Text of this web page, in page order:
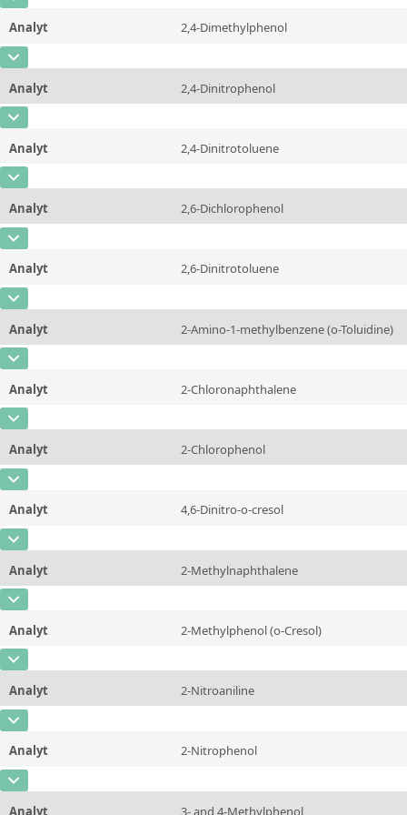
Einheit
Konzentration 1000 - 15000
Einheit µg/kg
Zusätzliche Informationen
Analyt 2,4-Dimethylphenol
CAS-Nummer
Konzentration 1000 - 15000
Einheit
Analyt 2,4-Dinitrophenol
CAS-Nummer
Konzentration 1000 - 15000
Einheit µg/kg
Zusätzliche Informationen
Analyt 2,4-Dinitrotoluene
CAS-Nummer
Konzentration 1000 - 15000
Einheit
Analyt 2,6-Dichlorophenol
CAS-Nummer
Konzentration 1000 - 15000
Einheit µg/kg
Zusätzliche Informationen
Analyt 2,6-Dinitrotoluene
CAS-Nummer
Konzentration 1000 - 15000
Einheit
Analyt 2-Amino-1-methylbenzene (o-Toluidine)
CAS-Nummer
Konzentration 1000 - 15000
Einheit µg/kg
Zusätzliche Informationen
Analyt 2-Chloronaphthalene
CAS-Nummer
Konzentration 1000 - 15000
Einheit
Analyt 2-Chlorophenol
CAS-Nummer
Konzentration 1000 - 15000
Einheit µg/kg
Zusätzliche Informationen
Analyt 4,6-Dinitro-o-cresol
CAS-Nummer
Konzentration 1000 - 15000
Einheit
Analyt 2-Methylnaphthalene
CAS-Nummer
Konzentration 1000 - 15000
Einheit µg/kg
Zusätzliche Informationen
Analyt 2-Methylphenol (o-Cresol)
CAS-Nummer
Konzentration 1000 - 15000
Einheit
Analyt 2-Nitroaniline
CAS-Nummer
Konzentration 1000 - 15000
Einheit µg/kg
Analyt 2-Nitrophenol
CAS-Nummer
Analyt 3- and 4-Methylphenol